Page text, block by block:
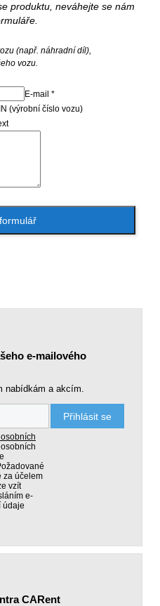
produktu, neváhejte se nám
(např. náhradní díl),
vozu.
E-mail *
(výrobní číslo vozu)
e-mailového
nabídkám a akcím.
Přihlásit se
za účelem
vzít
e-
údaje
CARent